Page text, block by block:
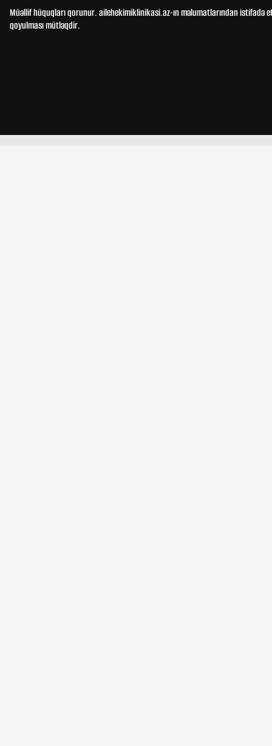
Müəllif hüquqları qorunur. ailehekimiklinikasi.az-ın məlumatlarından
qoyulması mütləqdir.